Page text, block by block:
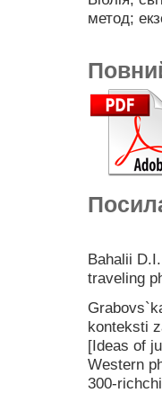
метод;
Bahalii
traveling
konteksti
[Ideas of
Western
300-